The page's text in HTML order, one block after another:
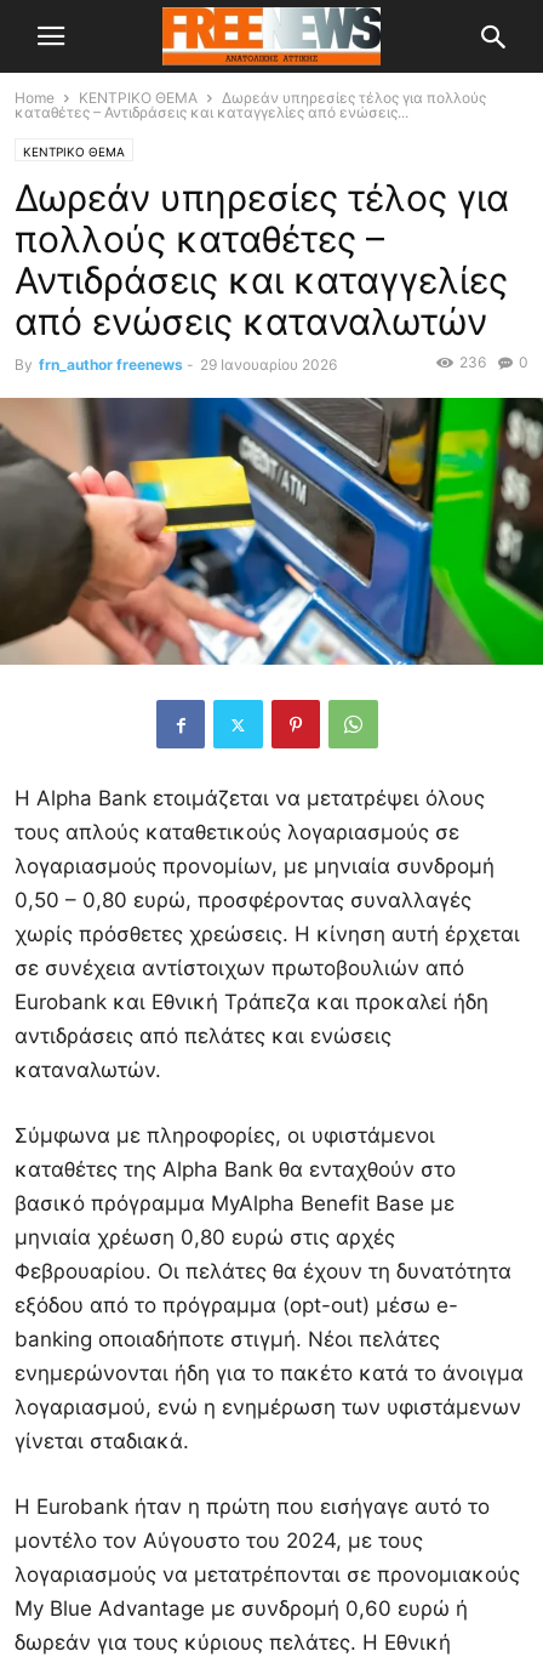
Home ΚΕΝΤΡΙΚΟ ΘΕΜΑ
Δωρεάν υπηρεσίες τέλος για πολλούς
καταθέτες – Αντιδράσεις και καταγγελίες από ενώσεις...
ΚΕΝΤΡΙΚΟ ΘΕΜΑ
Δωρεάν υπηρεσίες τέλος για
πολλούς καταθέτες –
Αντιδράσεις και καταγγελίες
από ενώσεις καταναλωτών
By frn_author freenews - 29 Ιανουαρίου 2026 0
236
Η Alpha Bank ετοιμάζεται να μετατρέψει όλους
τους απλούς καταθετικούς λογαριασμούς σε
λογαριασμούς προνομίων, με μηνιαία συνδρομή
0,50 – 0,80 ευρώ, προσφέροντας συναλλαγές
χωρίς πρόσθετες χρεώσεις. Η κίνηση αυτή έρχεται
σε συνέχεια αντίστοιχων πρωτοβουλιών από
Eurobank και Εθνική Τράπεζα και προκαλεί ήδη
αντιδράσεις από πελάτες και ενώσεις
καταναλωτών.
Σύμφωνα με πληροφορίες, οι υφιστάμενοι
καταθέτες της Alpha Bank θα ενταχθούν στο
βασικό πρόγραμμα MyAlpha Benefit Base με
μηνιαία χρέωση 0,80 ευρώ στις αρχές
Φεβρουαρίου. Οι πελάτες θα έχουν τη δυνατότητα
εξόδου από το πρόγραμμα (opt-out) μέσω e-
banking οποιαδήποτε στιγμή. Νέοι πελάτες
ενημερώνονται ήδη για το πακέτο κατά το άνοιγμα
λογαριασμού, ενώ η ενημέρωση των υφιστάμενων
γίνεται σταδιακά.
Η Eurobank ήταν η πρώτη που εισήγαγε αυτό το
μοντέλο τον Αύγουστο του 2024, με τους
λογαριασμούς να μετατρέπονται σε προνομιακούς
My Blue Advantage με συνδρομή 0,60 ευρώ ή
δωρεάν για τους κύριους πελάτες. Η Εθνική